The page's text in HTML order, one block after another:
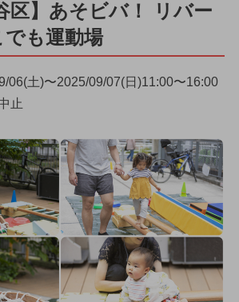
区】あそビバ！ リバー
も運動場
06(土)〜2025/09/07(日)11:00〜16:00
止